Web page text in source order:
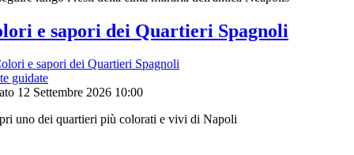
e sapori dei Quartieri Spagnoli
guidate
12 Settembre 2026 10:00
uno dei quartieri più colorati e vivi di Napoli